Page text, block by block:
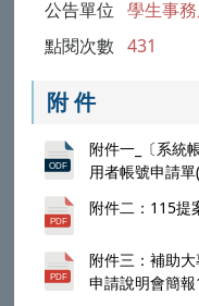
公告單位 學生事
點閱次數 431
附 件
附件一_〔系統
用者帳號申請
附件二：115提
附件三：補助
申請說明會簡